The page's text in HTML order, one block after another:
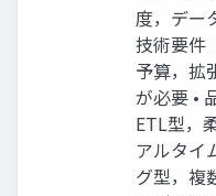
度，デー
技術要件
予算，拡
が必要 •
ETL型，
アルタイ
グ型，複